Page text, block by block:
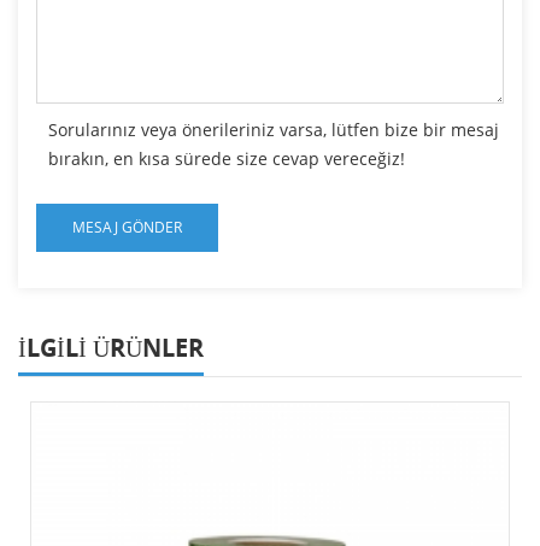
Sorularınız veya önerileriniz varsa, lütfen bize bir mesaj
bırakın, en kısa sürede size cevap vereceğiz!
ILGILI ÜRÜNLER